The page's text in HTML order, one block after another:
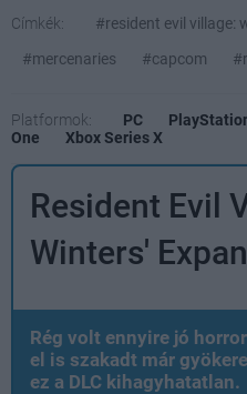
Címkék:
#resident evil village:
#mercenaries
#capcom
Platformok: PC
One
Xbox Series X
Resident Evil
Winters'
Rég volt ennyire jó
el is szakadt már
ez a DLC kihagyhatatlan.